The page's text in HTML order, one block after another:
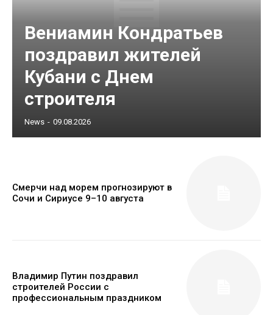
Вениамин Кондратьев
поздравил жителей
Кубани с Днем
строителя
News - 09.08.2026
Смерчи над морем прогнозируют в
Сочи и Сириусе 9–10 августа
Владимир Путин поздравил
строителей России с
профессиональным праздником